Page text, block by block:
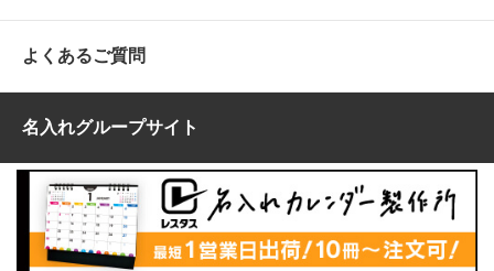
よくあるご質問
名入れグループサイト